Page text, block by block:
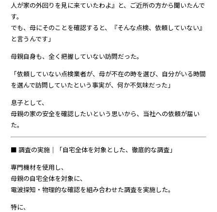
人が家の外回りを見に来ていたわよ』と、ご近所の方から聞いたんで
す。
でも、母にそのことを確認すると、『そんな点検、依頼していない』
と言うんです」
母親自身も、全く把握していない訪問だった。
「依頼していない点検業者が、母が不在の時を選び、自分がいる時間
を選んで訪問していたという事実が、何か不気味だった」
息子として、
母親の家の安全を確認したいという思いから、当社への依頼が届い
た。
■ 調査の実施｜「自宅全体を対象とした、徹底的な調査」
専門機材を使用し、
母親の自宅全体を対象に、
電波探知・物理的な確認を組み合わせた調査を実施した。
特に、